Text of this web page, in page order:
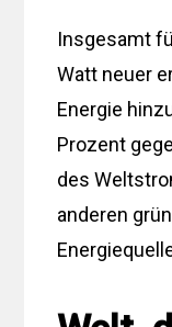
Insgesamt
Watt neuer
Energie
Prozent
des
anderen